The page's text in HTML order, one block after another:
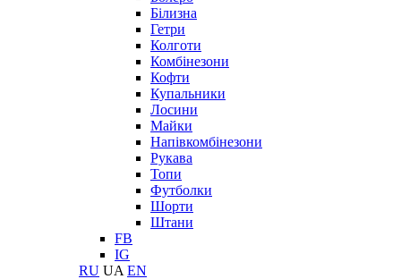
Білизна
Гетри
Колготи
Комбінезони
Кофти
Купальники
Лосини
Майки
Напівкомбінезони
Рукава
Топи
Футболки
Шорти
Штани
FB
IG
RU UA EN